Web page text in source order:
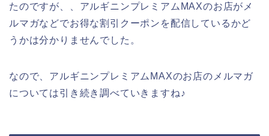
たのですが、、アルギニンプレミアムMAXのお店がメ
ルマガなどでお得な割引クーポンを配信しているかど
うかは分かりませんでした。
なので、アルギニンプレミアムMAXのお店のメルマガ
については引き続き調べていきますね♪